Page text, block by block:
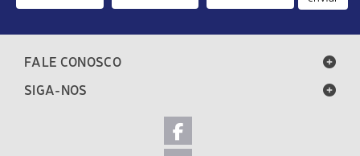
FALE CONOSCO
SIGA-NOS